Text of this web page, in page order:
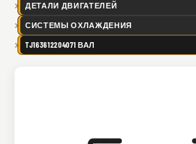
ДЕТАЛИ ДВИГАТЕЛЕЙ
СИСТЕМЫ ОХЛАЖДЕНИЯ
TJ163612204071 ВАЛ